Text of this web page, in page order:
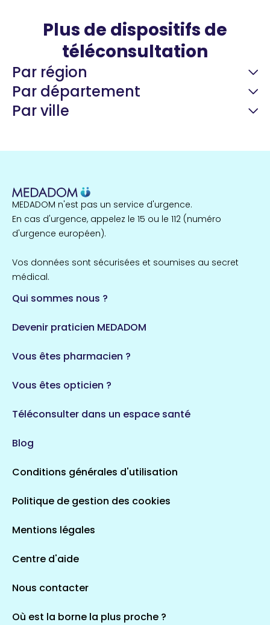
Plus de dispositifs de
téléconsultation
Par région
Île-de-France
857 espaces de santé
124 espaces de santé
Auvergne-Rhône-Alpes
720 espaces de santé
693 espaces de santé
324 espaces de santé
Par département
Côtes-d'Armor
Maine-et-Loire
Loiret
Loir-et-Cher
36 espaces de santé
Par ville
1 espaces de santé
1 espaces de santé
Saint-Agathon
MEDADOM n'est pas un service d'urgence.
En cas d'urgence, appelez le 15 ou le 112 (numéro
d'urgence européen).
Vos données sont sécurisées et soumises au secret
médical.
Qui sommes nous ?
Devenir praticien MEDADOM
Vous êtes pharmacien ?
Vous êtes opticien ?
Téléconsulter dans un espace santé
Blog
Conditions générales d'utilisation
Politique de gestion des cookies
Mentions légales
Centre d'aide
Nous contacter
Où est la borne la plus proche ?